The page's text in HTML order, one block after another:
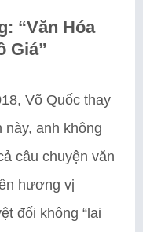
“Văn Hóa
Giá”
Võ Quốc thay
anh không
câu chuyện văn
hương vị
đối không “lai